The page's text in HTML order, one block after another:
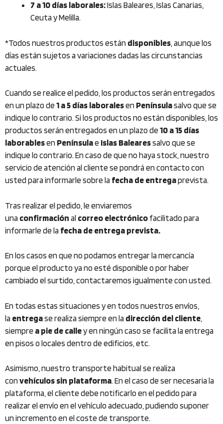
7 a 10 días laborales:Islas Baleares, Islas Canarias,
Ceuta y Melilla.
*Todos nuestros productos están disponibles , aunque los
días están sujetos a variaciones dadas las circunstancias
actuales.
Cuando se realice el pedido, los productos serán entregados
en un plazo de 1 a 5 días laboralesen Penínsulasalvo que se
indique lo contrario. Si los productos no están disponibles, los
productos serán entregados en un plazo de 10 a 15 días
laborablesen Penínsulae Islas Balearessalvo que se
indique lo contrario. En caso de que no haya stock, nuestro
servicio de atención al cliente se pondrá en contacto con
usted para informarle sobre la fecha de entregaprevista.
Tras realizar el pedido, le enviaremos
una confirmación al correo electrónico facilitado para
informarle de la fecha de entrega prevista.
En los casos en que no podamos entregar la mercancía
porque el producto ya no esté disponible o por haber
cambiado el surtido, contactaremos igualmente con usted.
En todas estas situaciones y en todos nuestros envíos,
la entregase realiza siempre en la dirección del cliente
siempre a pie de calley en ningún caso se facilita la entrega
en pisos o locales dentro de edificios, etc.
Asimismo, nuestro transporte habitual se realiza
con vehículos sin plataforma. En el caso de ser necesaria la
plataforma, el cliente debe notificarlo en el pedido para
realizar el envío en el vehículo adecuado, pudiendo suponer
un incremento en el coste de transporte.